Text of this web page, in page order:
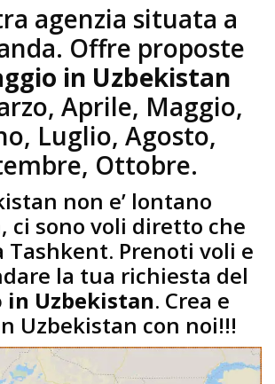
agenzia situata a
Offre proposte
in Uzbekistan
Aprile, Maggio,
Luglio, Agosto,
Ottobre.
non e’ lontano
ci sono voli diretto che
Tashkent. Prenoti voli e
la tua richiesta del
in Uzbekistan. Crea e
Uzbekistan con noi!!!